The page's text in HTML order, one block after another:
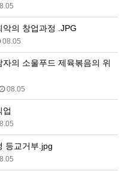
의 창업과정 .JPG
08.05
의 소울푸드 제육볶음의 위
08.05
업
등교거부.jpg